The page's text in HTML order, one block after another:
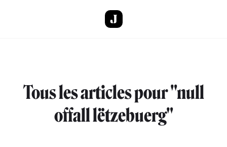
Tous les articles pour "null
offall lëtzebuerg"